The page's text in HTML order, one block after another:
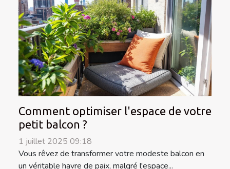
Comment optimiser l'espace de votre
petit balcon ?
1 juillet 2025 09:18
Vous rêvez de transformer votre modeste balcon en
un véritable havre de paix, malgré l'espace...